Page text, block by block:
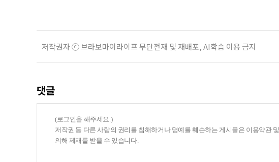
저작권자 ⓒ 브라보마이라이프 무단전재 및 재배포, AI학습 이용 금지
댓글